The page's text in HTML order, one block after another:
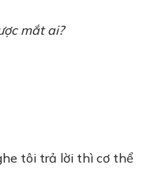
mắt ai?
tôi trả lời thì cơ thể